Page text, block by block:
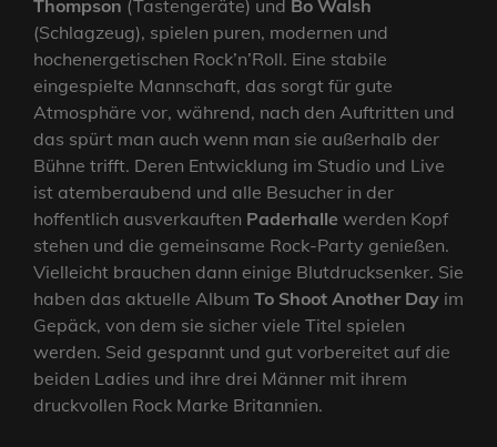
Thompson (Tastengeräte) und Bo Walsh
(Schlagzeug), spielen puren, modernen und
hochenergetischen Rock’n’Roll. Eine stabile
eingespielte Mannschaft, das sorgt für gute
Atmosphäre vor, während, nach den Auftritten und
das spürt man auch wenn man sie außerhalb der
Bühne trifft. Deren Entwicklung im Studio und Live
ist atemberaubend und alle Besucher in der
hoffentlich ausverkauften Paderhalle werden Kopf
stehen und die gemeinsame Rock-Party genießen.
Vielleicht brauchen dann einige Blutdrucksenker. Sie
haben das aktuelle Album To Shoot Another Day im
Gepäck, von dem sie sicher viele Titel spielen
werden. Seid gespannt und gut vorbereitet auf die
beiden Ladies und ihre drei Männer mit ihrem
druckvollen Rock Marke Britannien.